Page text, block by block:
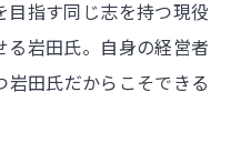
目指す同じ志を持つ現役
岩田氏。自身の経営者
田氏だからこそできる